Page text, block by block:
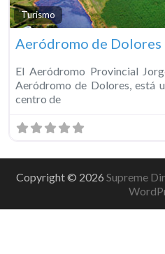
Turismo
Aeródromo de Dolores
El Aeródromo Provincial
Aeródromo de Dolores, está
centro de
Copyright © 2026 Supreme